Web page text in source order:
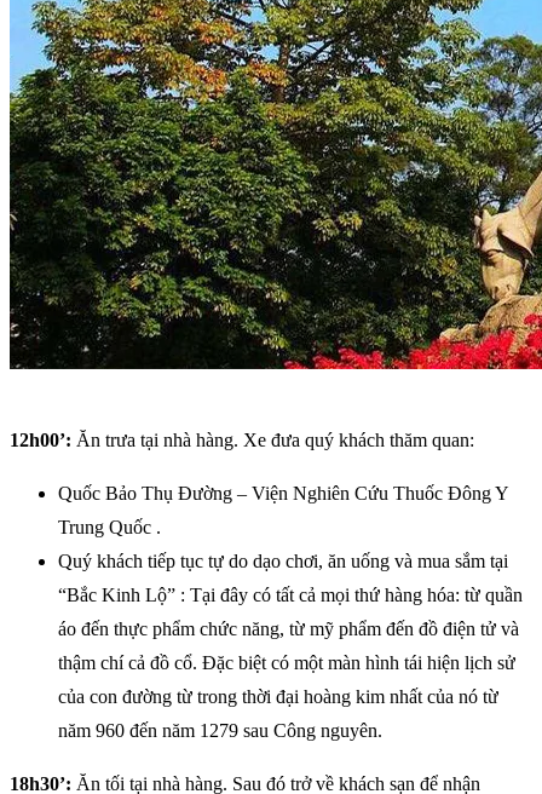
12h00’: Ăn trưa tại nhà hàng. Xe đưa quý khách thăm quan:
Quốc Bảo Thụ Đường – Viện Nghiên Cứu Thuốc Đông Y
Trung Quốc .
Quý khách tiếp tục tự do dạo chơi, ăn uống và mua sắm tại
“Bắc Kinh Lộ” : Tại đây có tất cả mọi thứ hàng hóa: từ quần
áo đến thực phẩm chức năng, từ mỹ phẩm đến đồ điện tử và
thậm chí cả đồ cổ. Đặc biệt có một màn hình tái hiện lịch sử
của con đường từ trong thời đại hoàng kim nhất của nó từ
năm 960 đến năm 1279 sau Công nguyên.
18h30’: Ăn tối tại nhà hàng. Sau đó trở về khách sạn để nhận